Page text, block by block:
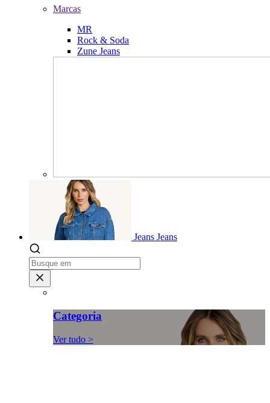
Marcas
MR
Rock & Soda
Zune Jeans
Jeans Jeans
Categoria
Ver tudo >